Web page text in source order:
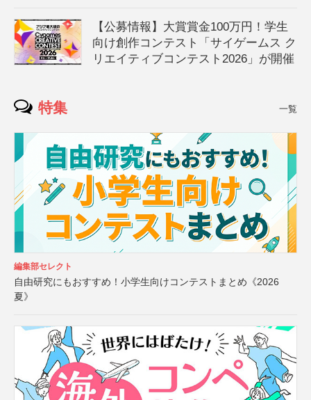
【公募情報】大賞賞金100万円！学生
向け創作コンテスト「サイゲームス ク
リエイティブコンテスト2026」が開催
特集 一覧
編集部セレクト
自由研究にもおすすめ！小学生向けコンテストまとめ《2026
夏》